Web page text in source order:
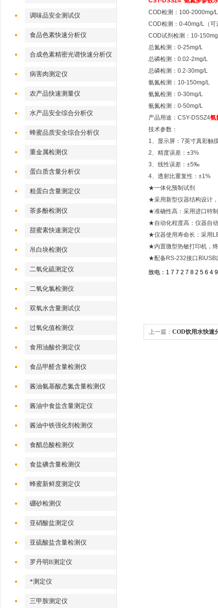
调味品安全测试仪
食品色素快速分析仪
合成色素精密光谱快速分析仪
病害肉测定仪
农产品快速测量仪
水产品安全综合分析仪
蜂蜜品质安全综合分析仪
重金属检测仪
蛋白质含量分析仪
粗蛋白含量测定仪
茶多酚检测仪
甜蜜素快速测定仪
吊白块检测仪
二氧化硫测定仪
二氧化氯检测仪
双氧水含量测试仪
过氧化值检测仪
食用油酸价测定仪
食品甲醛含量检测仪
酱油氨基酸态氮含量检测仪
酱油中食盐含量测定仪
酱油中铁强化剂检测仪
食醋总酸检测仪
食盐碘含量检测仪
蜂蜜新鲜度测定仪
硼砂检测仪
亚硝酸盐测定仪
亚硫酸盐含量检测仪
罗丹明B测定仪
*测定仪
三甲胺测定仪
COD检测：100-2000mg/
COD检测：0-40mg/L（可
COD试剂检测：10-
总氮检测：0-25mg/L
总磷检测：0.02-2mg/L
总磷检测：0.2-30mg/L
氨氮检测：10-150mg/L
氨氮检测：0-30mg/L
氨氮检测：0-50mg/L
产品用途：CSY-DSSZ4氨
技术参数：
1、显示屏：7英寸真彩触
2、精度误差：±3%
3、线性误差：±5‰
4、透射比重复性：±1%
★一体化预制试剂
★采用新型仪器结构设计
★准确性高：采用进口特
★自动化程度高：仪器自
★仪器使用寿命长：采用
★内置微型热敏打印机，
★配备RS-232接口和USB
致电：1 7 7 2 7 8 2 5 6 4 9
上一篇： COD饮用水快速